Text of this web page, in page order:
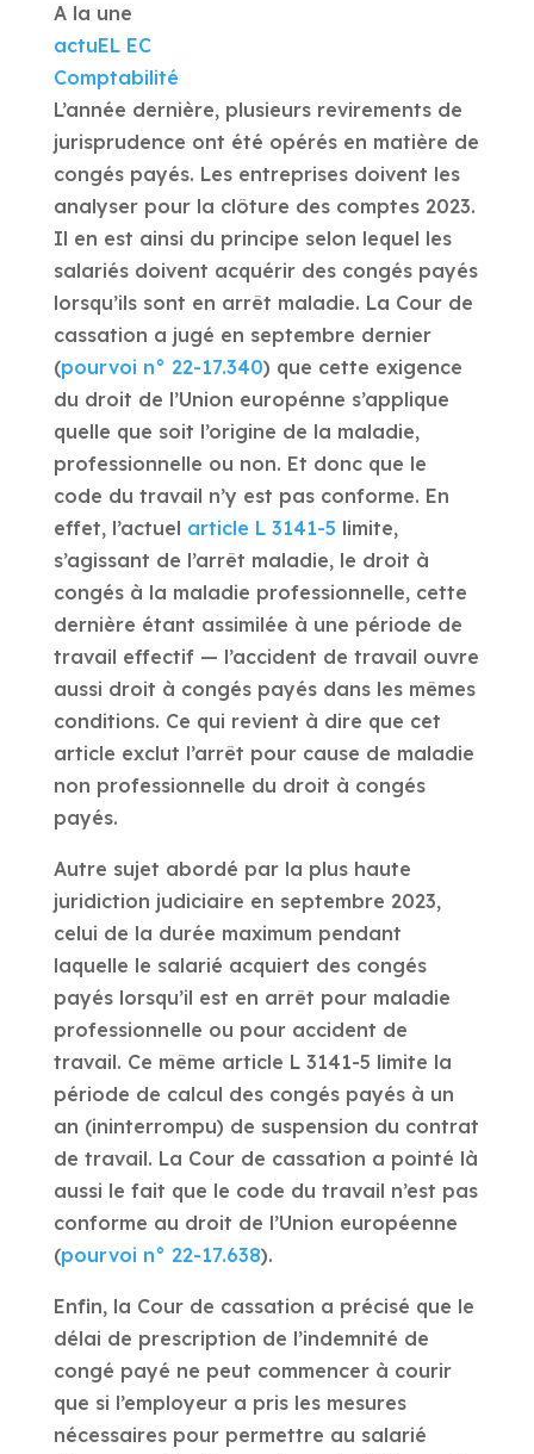
A la une
actuEL EC
Comptabilité
L’année dernière, plusieurs revirements de
jurisprudence ont été opérés en matière de
congés payés. Les entreprises doivent les
analyser pour la clôture des comptes 2023.
Il en est ainsi du principe selon lequel les
salariés doivent acquérir des congés payés
lorsqu’ils sont en arrêt maladie. La Cour de
cassation a jugé en septembre dernier
(pourvoi n° 22-17.340) que cette exigence
du droit de l’Union europénne s’applique
quelle que soit l’origine de la maladie,
professionnelle ou non. Et donc que le
code du travail n’y est pas conforme. En
effet, l’actuel article L 3141-5 limite,
s’agissant de l’arrêt maladie, le droit à
congés à la maladie professionnelle, cette
dernière étant assimilée à une période de
travail effectif — l’accident de travail ouvre
aussi droit à congés payés dans les mêmes
conditions. Ce qui revient à dire que cet
article exclut l’arrêt pour cause de maladie
non professionnelle du droit à congés
payés.
Autre sujet abordé par la plus haute
juridiction judiciaire en septembre 2023,
celui de la durée maximum pendant
laquelle le salarié acquiert des congés
payés lorsqu’il est en arrêt pour maladie
professionnelle ou pour accident de
travail. Ce même article L 3141-5 limite la
période de calcul des congés payés à un
an (ininterrompu) de suspension du contrat
de travail. La Cour de cassation a pointé là
aussi le fait que le code du travail n’est pas
conforme au droit de l’Union européenne
(pourvoi n° 22-17.638).
Enfin, la Cour de cassation a précisé que le
délai de prescription de l’indemnité de
congé payé ne peut commencer à courir
que si l’employeur a pris les mesures
nécessaires pour permettre au salarié